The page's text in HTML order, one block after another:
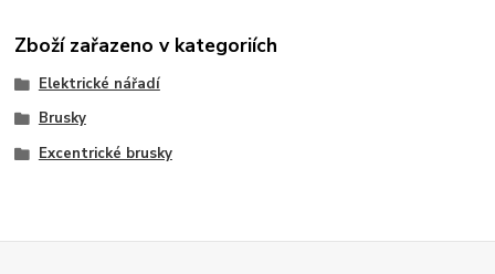
Zboží zařazeno v kategoriích
Elektrické nářadí
Brusky
Excentrické brusky